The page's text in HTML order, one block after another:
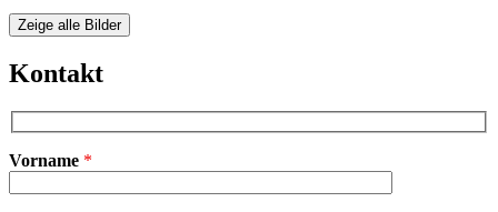
Zeige alle Bilder
Kontakt
Vorname *